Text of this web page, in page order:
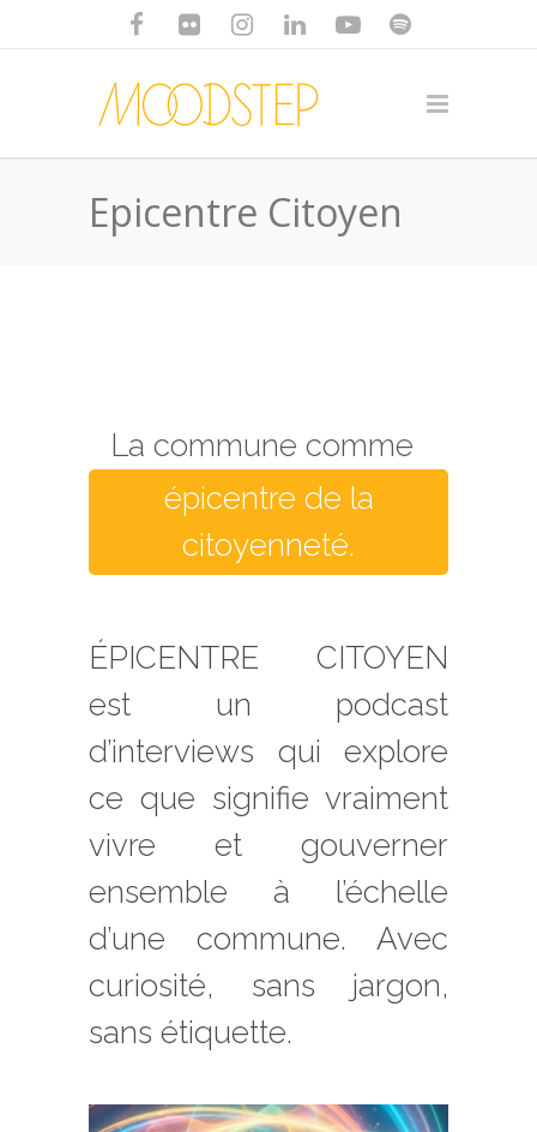
Epicentre Citoyen
La commune comme
épicentre de la
citoyenneté.
ÉPICENTRE CITOYEN
est un podcast
d’interviews qui explore
ce que signifie vraiment
vivre et gouverner
ensemble à l’échelle
d’une commune. Avec
curiosité, sans jargon,
sans étiquette.